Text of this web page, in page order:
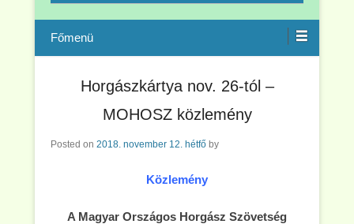
Menu
Horgászkártya nov. 26-tól –
MOHOSZ közlemény
Posted on 2018. november 12. hétfő by
Közlemény
A Magyar Országos Horgász Szövetség